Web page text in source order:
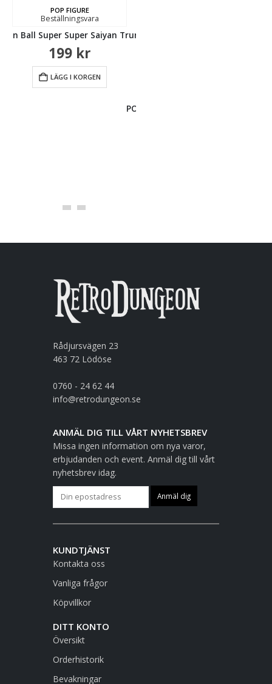
POP FIGURE
Beställningsvara
Ball Super Super Saiyan Trunks with Sword
199 kr
LÄGG I KORGEN
POP figure Dragon Ball Super
Rådjursvägen 23
463 72 Lödöse
0760 - 24 62 44
info@retrodungeon.se
ANMÄL DIG TILL VÅRT NYHETSBREV
Missa ingen information om nya varor,
erbjudanden och event. Anmäl dig till vårt
nyhetsbrev idag.
KUNDTJÄNST
Kontakta oss
Vanliga frågor
Köpvillkor
DITT KONTO
Översikt
Orderhistorik
Bevakningar